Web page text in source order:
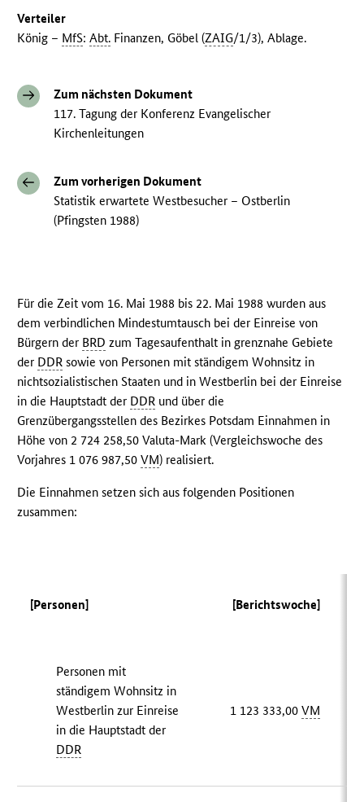
Verteiler
König – MfS:Abt. Finanzen, Göbel (ZAIG/1/3), Ablage.
Zum nächsten Dokument
117. Tagung der Konferenz Evangelischer
Kirchenleitungen
Zum vorherigen Dokument
Statistik erwartete Westbesucher – Ostberlin
(Pfingsten 1988)
Für die Zeit vom 16. Mai 1988 bis 22. Mai 1988 wurden aus
dem verbindlichen Mindestumtausch bei der Einreise von
Bürgern der BRD zum Tagesaufenthalt in grenznahe Gebiete
der DDR sowie von Personen mit ständigem Wohnsitz in
nichtsozialistischen Staaten und in Westberlin bei der Einreise
in die Hauptstadt der DDR und über die
Grenzübergangsstellen des Bezirkes Potsdam Einnahmen in
Höhe von 2 724 258,50 Valuta-Mark (Vergleichswoche des
Vorjahres 1 076 987,50VM) realisiert.
Die Einnahmen setzen sich aus folgenden Positionen
zusammen:
[Personen] [Berichtswoche]
Personen mit
ständigem Wohnsitz in
Westberlin zur Einreise
in die Hauptstadt der
DDR
1 123 333,00VM